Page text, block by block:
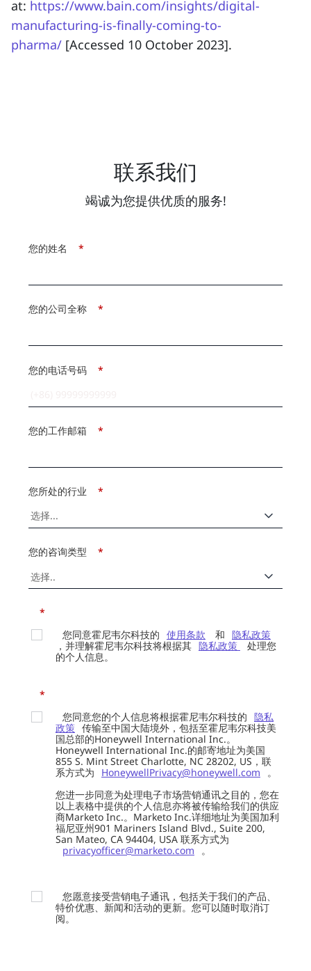
at: https://www.bain.com/insights/digital-
manufacturing-is-finally-coming-to-
pharma/ [Accessed 10 October 2023].
联系我们
竭诚为您提供优质的服务!
*
您的姓名
*
您的公司全称
*
您的电话号码
*
您的工作邮箱
*
您所处的行业
*
您的咨询类型
*
您同意霍尼韦尔科技的 使用条款 和 隐私政策
，并理解霍尼韦尔科技将根据其 隐私政策
处理您
的个人信息。
*
您同意您的个人信息将根据霍尼韦尔科技的 隐私
政策 传输至中国大陆境外，包括至霍尼韦尔科技美
国总部的Honeywell International Inc.。
Honeywell International Inc.的邮寄地址为美国
855 S. Mint Street Charlotte, NC 28202, US，联
系方式为
HoneywellPrivacy@honeywell.com
。
您进一步同意为处理电子市场营销通讯之目的，您在
以上表格中提供的个人信息亦将被传输给我们的供应
商Marketo Inc.。Marketo Inc.详细地址为美国加利
福尼亚州901 Mariners Island Blvd., Suite 200,
San Mateo, CA 94404, USA 联系方式为
privacyofficer@marketo.com
。
您愿意接受营销电子通讯，包括关于我们的产品、
特价优惠、新闻和活动的更新。您可以随时取消订
阅。